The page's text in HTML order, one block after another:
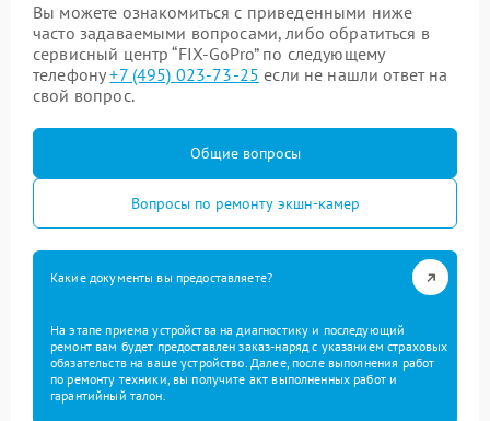
Вы можете ознакомиться с приведенными ниже
часто задаваемыми вопросами, либо обратиться в
сервисный центр “FIX-GoPro” по следующему
телефону+7 (495) 023-73-25 если не нашли ответ на
свой вопрос.
Общие вопросы
Вопросы по ремонту экшн-камер
Какие документы вы предоставляете?
На этапе приема устройства на диагностику и последующий
ремонт вам будет предоставлен заказ-наряд с указанием страховых
обязательств на ваше устройство. Далее, после выполнения работ
по ремонту техники, вы получите акт выполненных работ и
гарантийный талон.